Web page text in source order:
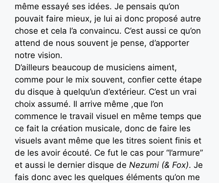
même essayé ses idées. Je pensais qu’on
pouvait faire mieux, je lui ai donc proposé autre
chose et cela l’a convaincu. C’est aussi ce qu’on
attend de nous souvent je pense, d’apporter
notre vision.
D’ailleurs beaucoup de musiciens aiment,
comme pour le mix souvent, confier cette étape
du disque à quelqu’un d’extérieur. C’est un vrai
choix assumé. Il arrive même ,que l’on
commence le travail visuel en même temps que
ce fait la création musicale, donc de faire les
visuels avant même que les titres soient finis et
de les avoir écouté. Ce fut le cas pour “l’armure”
et aussi le dernier disque de Nezumi (& Fox). Je
fais donc avec les quelques éléments qu’on me